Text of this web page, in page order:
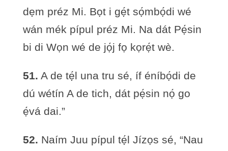
dẹm préz Mi. Bọt i gẹ́t sọ́mbọ́di wé
wán mék pípul préz Mi. Na dát Pẹ́sin
bi di Wọn wé de jọ́j fọ kọrẹ́t wè.
51. A de tẹ́l una tru sé, íf éníbọ́di de
dú wétín A de tich, dát pẹ́sin nọ́ go
ẹ́vá dai.”
52. Naím Juu pípul tẹ́l Jízọs sé, “Nau